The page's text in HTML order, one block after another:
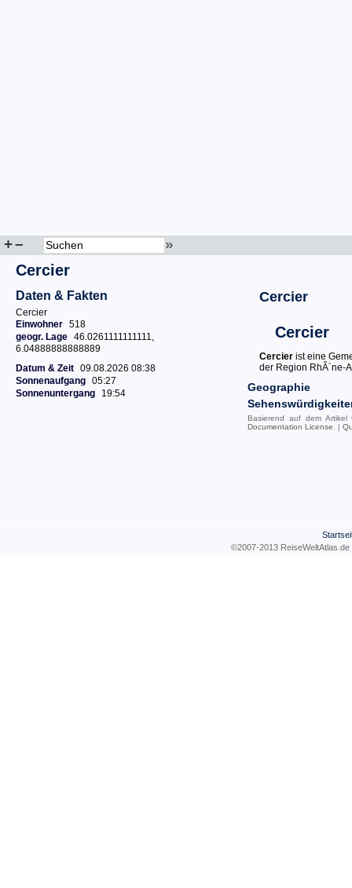
+– »
Cercier
Daten & Fakten
Cercier
Einwohner 518
geogr. Lage 46.0261111111111,
6.04888888888889
Datum & Zeit 09.08.2026 08:38
Sonnenaufgang 05:27
Sonnenuntergang
19:54
Cercier
Cercier
Cercier ist eine
der Region RhÃ´ne-
Geographie
Basierend auf dem Artikel
Documentation License . |
©2007-2013